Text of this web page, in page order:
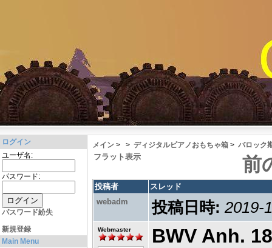
ログイン
ユーザ名:
パスワード:
パスワード紛失
新規登録
Main Menu
メイン > > ディジタルピアノおもちゃ箱 > バロック
フラット表示 前
投稿者
スレッド
webadm
投稿日時: 2019-
Webmaster
BWV Anh.